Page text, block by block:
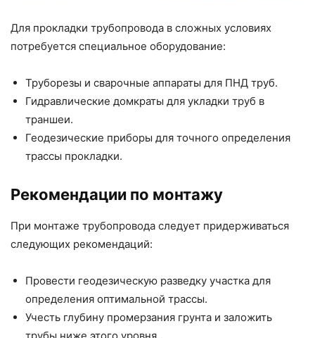
Для прокладки трубопровода в сложных условиях
потребуется специальное оборудование:
Труборезы и сварочные аппараты для ПНД труб.
Гидравлические домкраты для укладки труб в
траншеи.
Геодезические приборы для точного определения
трассы прокладки.
Рекомендации по монтажу
При монтаже трубопровода следует придерживаться
следующих рекомендаций:
Провести геодезическую разведку участка для
определения оптимальной трассы.
Учесть глубину промерзания грунта и заложить